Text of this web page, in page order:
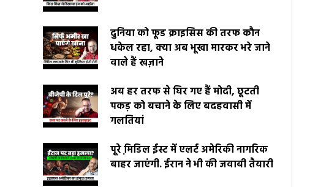
दुनिया को फूड क्राइसिस की तरफ कौन
धकेल रहा, क्या अब भूखा मारकर भरे जाने
वाले हैं खज़ाने
अब हर तरफ से घिर गए हैं मोदी, छूटती
पकड़ को बचाने के लिए बदहवासी में
गलतियां
पूरे मि़डिल ईस्ट में एलर्ट अमेरिकी नागरिक
बाहर जाएंगी. ईरान ने भी की जवाबी तैयारी